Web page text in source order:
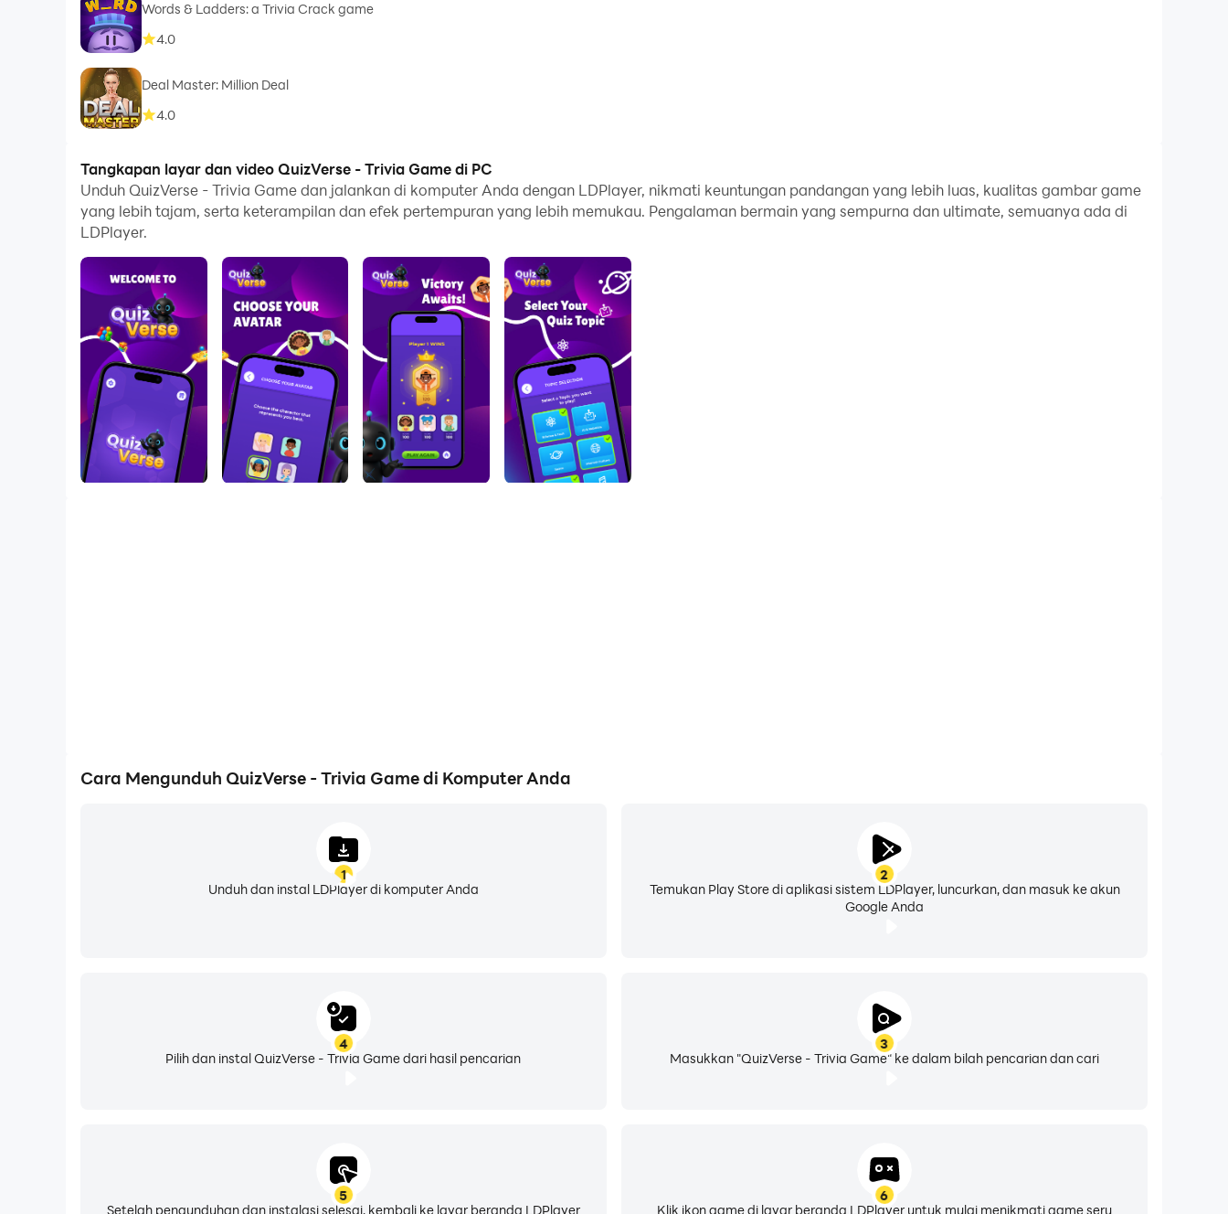
Words & Ladders: a Trivia Crack game
4.0
Deal Master: Million Deal
4.0
Tangkapan layar dan video QuizVerse - Trivia Game di PC
Unduh QuizVerse - Trivia Game dan jalankan di komputer Anda dengan LDPlayer, nikmati keuntungan pandangan yang lebih luas, kualitas gambar game
yang lebih tajam, serta keterampilan dan efek pertempuran yang lebih memukau. Pengalaman bermain yang sempurna dan ultimate, semuanya ada di
LDPlayer.
Cara Mengunduh QuizVerse - Trivia Game di Komputer Anda
1
Unduh dan instal LDPlayer di komputer Anda
2
Temukan Play Store di aplikasi sistem LDPlayer, luncurkan, dan masuk ke akun
Google Anda
3
Masukkan "QuizVerse - Trivia Game" ke dalam bilah pencarian dan cari
4
Pilih dan instal QuizVerse - Trivia Game dari hasil pencarian
5
Setelah pengunduhan dan instalasi selesai, kembali ke layar beranda LDPlayer
6
Klik ikon game di layar beranda LDPlayer untuk mulai menikmati game seru